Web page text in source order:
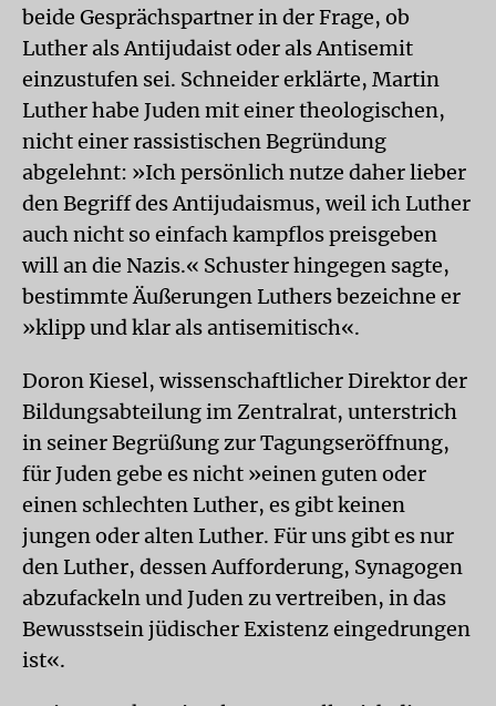
beide Gesprächspartner in der Frage, ob
Luther als Antijudaist oder als Antisemit
einzustufen sei. Schneider erklärte, Martin
Luther habe Juden mit einer theologischen,
nicht einer rassistischen Begründung
abgelehnt: »Ich persönlich nutze daher lieber
den Begriff des Antijudaismus, weil ich Luther
auch nicht so einfach kampflos preisgeben
will an die Nazis.« Schuster hingegen sagte,
bestimmte Äußerungen Luthers bezeichne er
»klipp und klar als antisemitisch«.
Doron Kiesel, wissenschaftlicher Direktor der
Bildungsabteilung im Zentralrat, unterstrich
in seiner Begrüßung zur Tagungseröffnung,
für Juden gebe es nicht »einen guten oder
einen schlechten Luther, es gibt keinen
jungen oder alten Luther. Für uns gibt es nur
den Luther, dessen Aufforderung, Synagogen
abzufackeln und Juden zu vertreiben, in das
Bewusstsein jüdischer Existenz eingedrungen
ist«.